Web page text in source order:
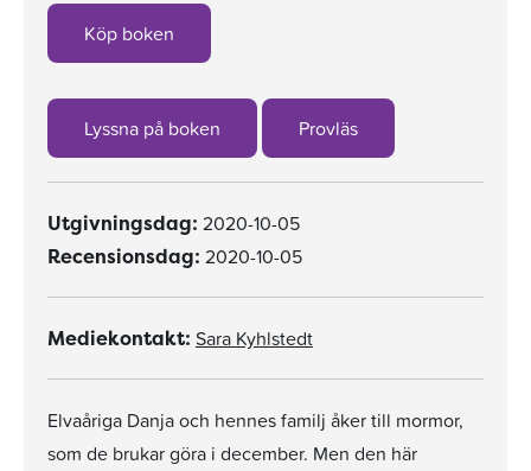
Köp boken
Lyssna på boken Provläs
Utgivningsdag: 2020-10-05
Recensionsdag: 2020-10-05
Mediekontakt: Sara Kyhlstedt
Elvaåriga Danja och hennes familj åker till mormor,
som de brukar göra i december. Men den här